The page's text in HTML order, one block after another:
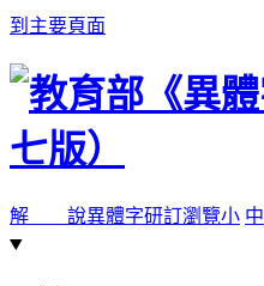
到主要頁面
解 說異體字研訂瀏覽小 中